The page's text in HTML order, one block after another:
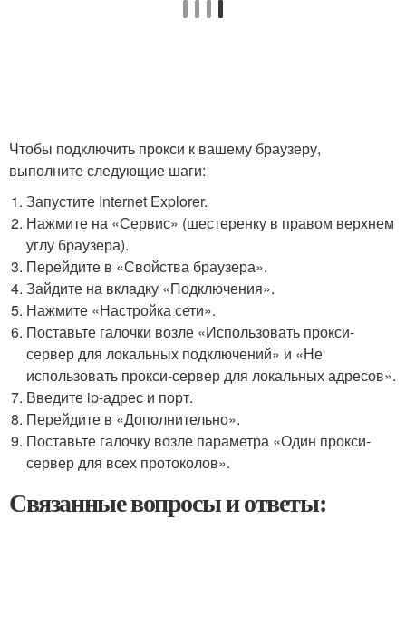
Чтобы подключить прокси к вашему браузеру,
выполните следующие шаги:
Запустите Internet Explorer.
Нажмите на «Сервис» (шестеренку в правом верхнем
углу браузера).
Перейдите в «Свойства браузера».
Зайдите на вкладку «Подключения».
Нажмите «Настройка сети».
Поставьте галочки возле «Использовать прокси-
сервер для локальных подключений» и «Не
использовать прокси-сервер для локальных адресов».
Введите ip-адрес и порт.
Перейдите в «Дополнительно».
Поставьте галочку возле параметра «Один прокси-
сервер для всех протоколов».
Связанные вопросы и ответы: